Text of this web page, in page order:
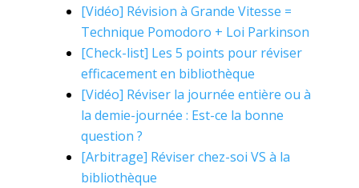
[Vidéo] Révision à Grande Vitesse =
Technique Pomodoro + Loi Parkinson
[Check-list] Les 5 points pour réviser
efficacement en bibliothèque
[Vidéo] Réviser la journée entière ou à
la demie-journée : Est-ce la bonne
question ?
[Arbitrage] Réviser chez-soi VS à la
bibliothèque